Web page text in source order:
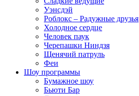
Уэнсдэй
Роблокс – Радужные друзья
Холодное сердце
Человек паук
Черепашки Ниндзя
Щенячий патруль
Феи
Шоу программы
Бумажное шоу
Бьюти Бар